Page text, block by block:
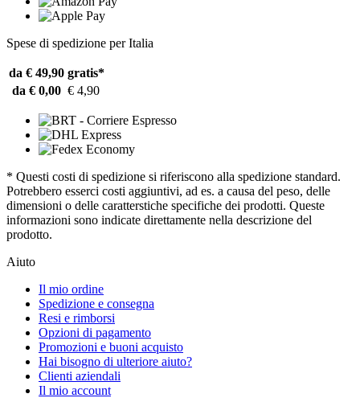
Spese di spedizione per Italia
da € 49,90 gratis*
da € 0,00 € 4,90
* Questi costi di spedizione si riferiscono alla spedizione standard.
Potrebbero esserci costi aggiuntivi, ad es. a causa del peso, delle
dimensioni o delle caratterstiche specifiche dei prodotti. Queste
informazioni sono indicate direttamente nella descrizione del
prodotto.
Aiuto
Il mio ordine
Spedizione e consegna
Resi e rimborsi
Opzioni di pagamento
Promozioni e buoni acquisto
Hai bisogno di ulteriore aiuto?
Clienti aziendali
Il mio account